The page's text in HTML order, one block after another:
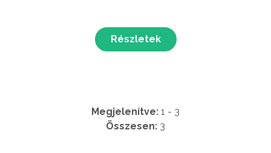
Részletek
Megjelenítve: 1 - 3
Összesen: 3